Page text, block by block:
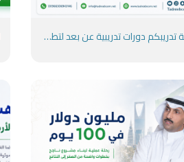
منصة تدريبكم دورات تدريبية عن بعد لتطوير مستقبلك المهني